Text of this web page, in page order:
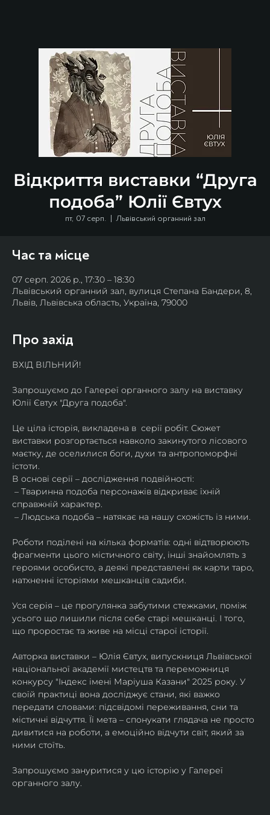
Відкриття виставки “Друга
подоба” Юлії Євтух
пт, 07 серп.
  |
Львівський органний зал
Час та місце
07 серп. 2026 р., 17:30 – 18:30
Львівський органний зал, вулиця Степана Бандери, 8,
Львів, Львівська область, Україна, 79000
Про захід
ВХІД ВІЛЬНИЙ!
Запрошуємо до Галереї органного залу на виставку
Юлії Євтух "Друга подоба".
Це ціла історія, викладена в  серії робіт. Сюжет
виставки розгортається навколо закинутого лісового
маєтку, де оселилися боги, духи та антропоморфні
істоти.
В основі серії – дослідження подвійності:
– Тваринна подоба персонажів відкриває їхній
справжній характер.
– Людська подоба – натякає на нашу схожість із ними.
Роботи поділені на кілька форматів: одні відтворюють
фрагменти цього містичного світу, інші знайомлять з
героями особисто, а деякі представлені як карти таро,
натхненні історіями мешканців садиби.
Уся серія – це прогулянка забутими стежками, поміж
усього що лишили після себе старі мешканці. І того,
що проростає та живе на місці старої історії.
Авторка виставки – Юлія Євтух, випускниця Львівської
національної академії мистецтв та переможниця
конкурсу "Індекс імені Маріуша Казани" 2025 року. У
своїй практиці вона досліджує стани, які важко
передати словами: підсвідомі переживання, сни та
містичні відчуття. Її мета – спонукати глядача не просто
дивитися на роботи, а емоційно відчути світ, який за
ними стоїть.
Запрошуємо зануритися у цю історію у Галереї
органного залу.